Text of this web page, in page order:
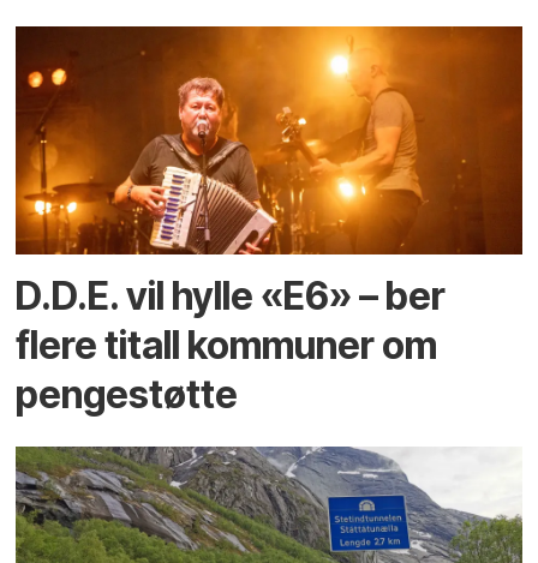
D.D.E. vil hylle «E6» – ber
flere titall kommuner om
pengestøtte